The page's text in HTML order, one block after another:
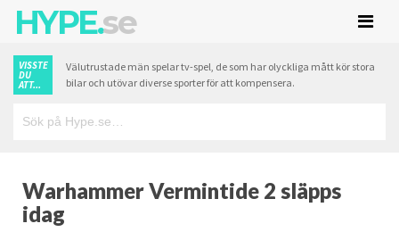
HYPE.se
VISSTE
DU
ATT...
Välutrustade män spelar tv-spel, de som har olyckliga mått kör stora
bilar och utövar diverse sporter för att kompensera.
Warhammer Vermintide 2 släpps
idag